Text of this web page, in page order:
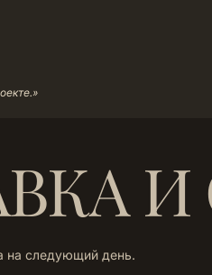
на следующий день.